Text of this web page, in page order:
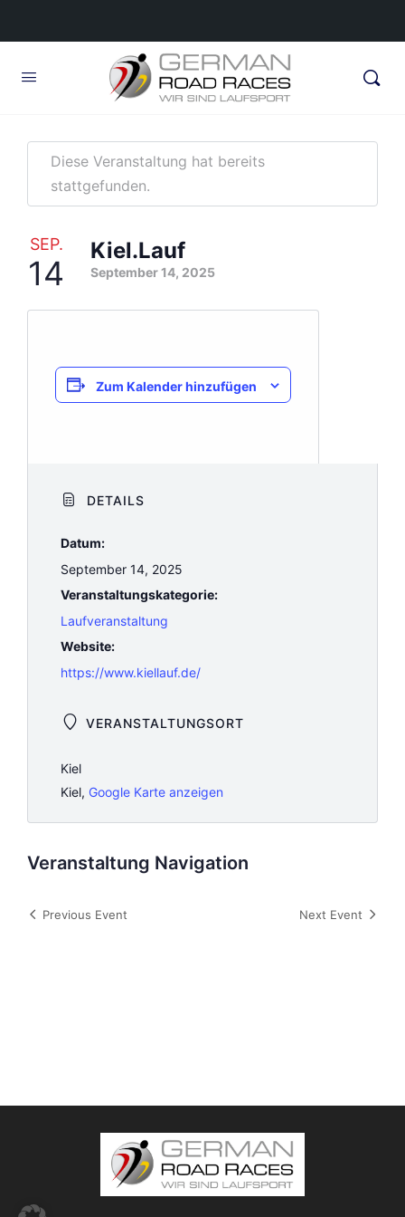
Diese Veranstaltung hat bereits
stattgefunden.
SEP.
14
Kiel.Lauf
September 14, 2025
Zum Kalender hinzufügen
DETAILS
Datum:
September 14, 2025
Veranstaltungskategorie:
Laufveranstaltung
Website:
https://www.kiellauf.de/
VERANSTALTUNGSORT
Kiel
Kiel, Google Karte anzeigen
Veranstaltung Navigation
Previous Event Next Event